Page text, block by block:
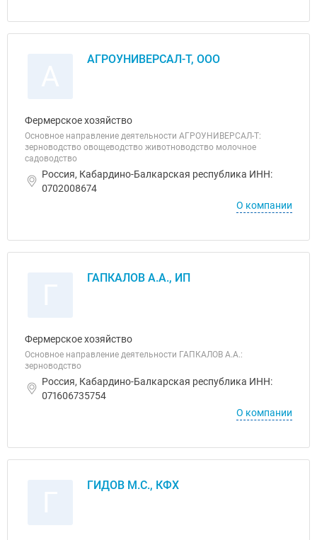
АГРОУНИВЕРСАЛ-Т, ООО
Фермерское хозяйство
Основное направление деятельности АГРОУНИВЕРСАЛ-Т:
зерноводство овощеводство животноводство молочное
садоводство
Россия, Кабардино-Балкарская республика ИНН:
0702008674
О компании
ГАПКАЛОВ А.А., ИП
Фермерское хозяйство
Основное направление деятельности ГАПКАЛОВ А.А.:
зерноводство
Россия, Кабардино-Балкарская республика ИНН:
071606735754
О компании
ГИДОВ М.С., КФХ